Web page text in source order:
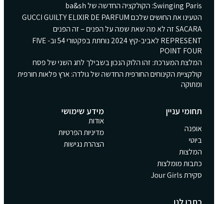
Swinging Paris: הקולקציה החדשה של ba&sh
הטעינו את החושים שלכם GUCCI GUILTY ELIXIR DE PARFUM
SACARA זה לא מה שאת שמה על הפנים – זה הפנים
REPRESENT לאביב-קיץ 2024 נוחתת בפקטורי 54 וב- FIVE
POINT FOUR
המלצת המערכת: זהו הלוק הנכון בשבילך לחג השני של פסח
קולקציית הקינוחים החורפית החדשה של גולדה: ארץ פלאות חורפית
ומתוקה
תחומי עניין
אופנה
ביוטי
המלצות
כתבות מומלצות
סקירת Jour Girls
מידע שימושי
אודות
מדיניות הפרטיות
הצהרת נגישות